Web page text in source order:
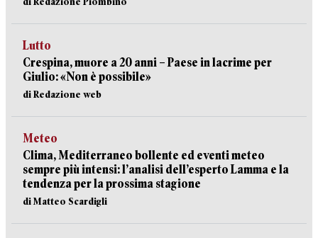
Lutto
Crespina, muore a 20 anni – Paese in lacrime per
Giulio: «Non è possibile»
di Redazione web
Meteo
Clima, Mediterraneo bollente ed eventi meteo
sempre più intensi: l’analisi dell’esperto Lamma e la
tendenza per la prossima stagione
di Matteo Scardigli